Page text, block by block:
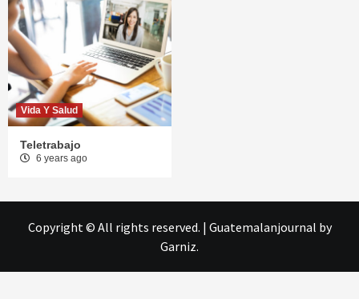
Vida Y Salud
Teletrabajo
6 years ago
Copyright © All rights reserved. | Guatemalanjournal by
Garniz.